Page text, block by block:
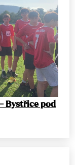
Bystřice pod